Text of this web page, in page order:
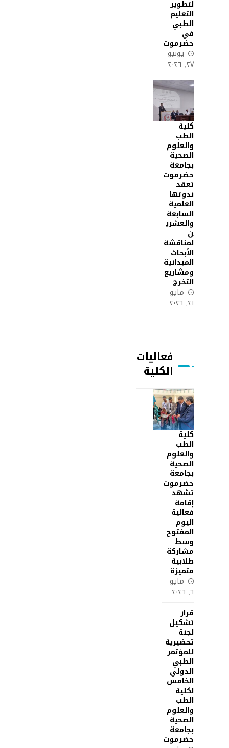
لتطوير
التعليم
الطبي
في
حضرموت
يونيو
٢٧, ٢٠٢٦
كلية
الطب
والعلوم
الصحية
بجامعة
حضرموت
تعقد
ندوتها
العلمية
السابعة
والعشري
ن
لمناقشة
الأبحاث
الميدانية
ومشاريع
التخرج
مايو
٢١, ٢٠٢٦
فعاليات
الكلية
كلية
الطب
والعلوم
الصحية
بجامعة
حضرموت
تشهد
إقامة
فعالية
اليوم
المفتوح
وسط
مشاركة
طلابية
متميزة
مايو
٦, ٢٠٢٦
قرار
تشكيل
لجنة
تحضيرية
للمؤتمر
الطبي
الدولي
الخامس
لكلية
الطب
والعلوم
الصحية
بجامعة
حضرموت